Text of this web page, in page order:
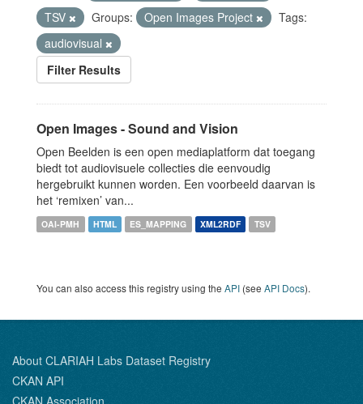
TSV
Groups: Open Images Project
Tags:
audiovisual
Filter Results
Open Images - Sound and Vision
Open Beelden is een open mediaplatform dat toegang
biedt tot audiovisuele collecties die eenvoudig
hergebruikt kunnen worden. Een voorbeeld daarvan is
het ‘remixen’ van...
OAI-PMH HTML ES_MAPPING XML2RDF TSV
You can also access this registry using the API (see API Docs).
About CLARIAH Labs Dataset Registry
CKAN API
CKAN Association